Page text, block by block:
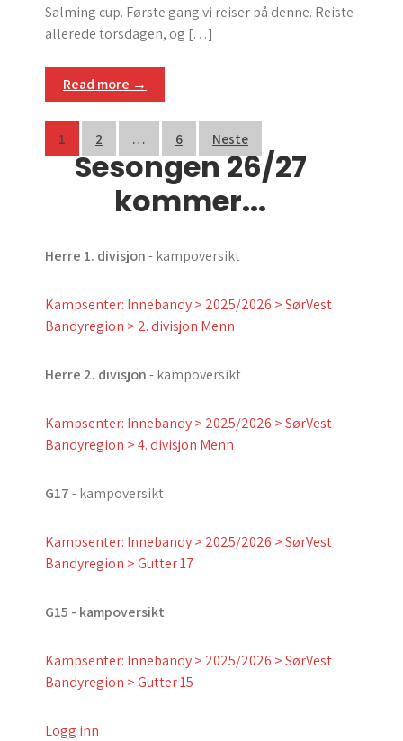
Salming cup. Første gang vi reiser på denne. Reiste
allerede torsdagen, og […]
Read more →
Sidepaginering
1 2 … 6 Neste
Sesongen 26/27
kommer...
Herre 1. divisjon- kampoversikt
Kampsenter: Innebandy > 2025/2026 > SørVest
Bandyregion > 2. divisjon Menn
Herre 2. divisjon- kampoversikt
Kampsenter: Innebandy > 2025/2026 > SørVest
Bandyregion > 4. divisjon Menn
G17- kampoversikt
Kampsenter: Innebandy > 2025/2026 > SørVest
Bandyregion > Gutter 17
G15 - kampoversikt
Kampsenter: Innebandy > 2025/2026 > SørVest
Bandyregion > Gutter 15
Logg inn